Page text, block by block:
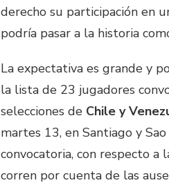
derecho su participación en
podría pasar a la historia
La expectativa es grande y
la lista de 23 jugadores
selecciones de Chile y
martes 13, en Santiago y
convocatoria, con respecto a
corren por cuenta de las